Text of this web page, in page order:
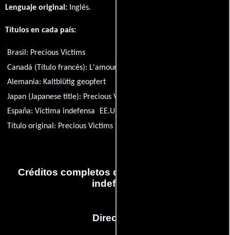
Lenguaje original: Inglés.
Títulos en cada país:
Brasil: Precious Victims
Canadá (Título francés): L'amour qui tue
Alemania: Kaltblütig geopfert
Japan (Japanese title): Precious Victims
España:Víctima indefensa EE.UU.:
Título original: Precious Victims
Créditos completos de la película Víctima
indefensa
Dirección